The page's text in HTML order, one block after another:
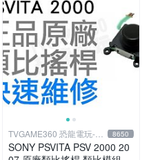
TVGAME360 恐龍電玩-台
中店
8650
SONY PSVITA PSV 2000 20